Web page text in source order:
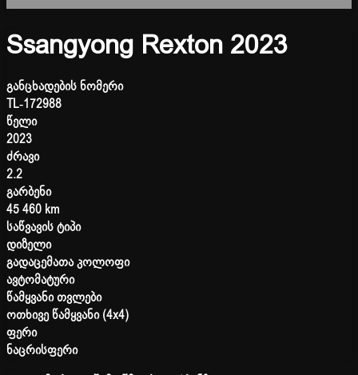
Ssangyong Rexton 2023
განცხადების ნომერი
TL-172988
წელი
2023
ძრავი
2.2
გარბენი
45 460 km
საწვავის ტიპი
დიზელი
გადაცემათა კოლოფი
ავტომატური
წამყვანი თვლები
ოთხივე წამყვანი (4x4)
ფერი
ნაცრისფერი